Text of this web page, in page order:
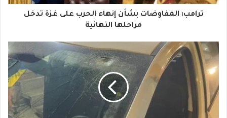
ا
إ
ل
ك
ت
ترامب: المفاوضات بشأن إنهاء الحرب على غزة تدخل
مراحلها النهائية